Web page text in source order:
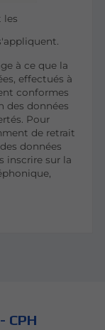
les
à ce que la
effectués à
conformes
des données
Pour
de retrait
données
inscrire sur la
CPH